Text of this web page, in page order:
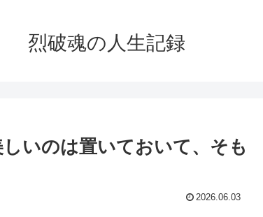
烈破魂の人生記録
いのは置いておいて、そも
2026.06.03